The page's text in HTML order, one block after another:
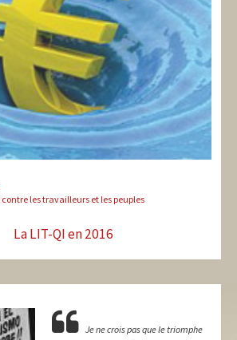
les travailleurs et les peuples
La LIT-QI en 2016
Je ne crois pas que le triomphe